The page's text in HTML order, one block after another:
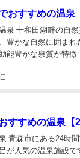
おすすめの温泉
泉 十和田湖畔の自
豊かな自然に囲ま
能豊かな泉質が特徴
すすめの温泉【
青森市にある24時
が人気の温泉施設